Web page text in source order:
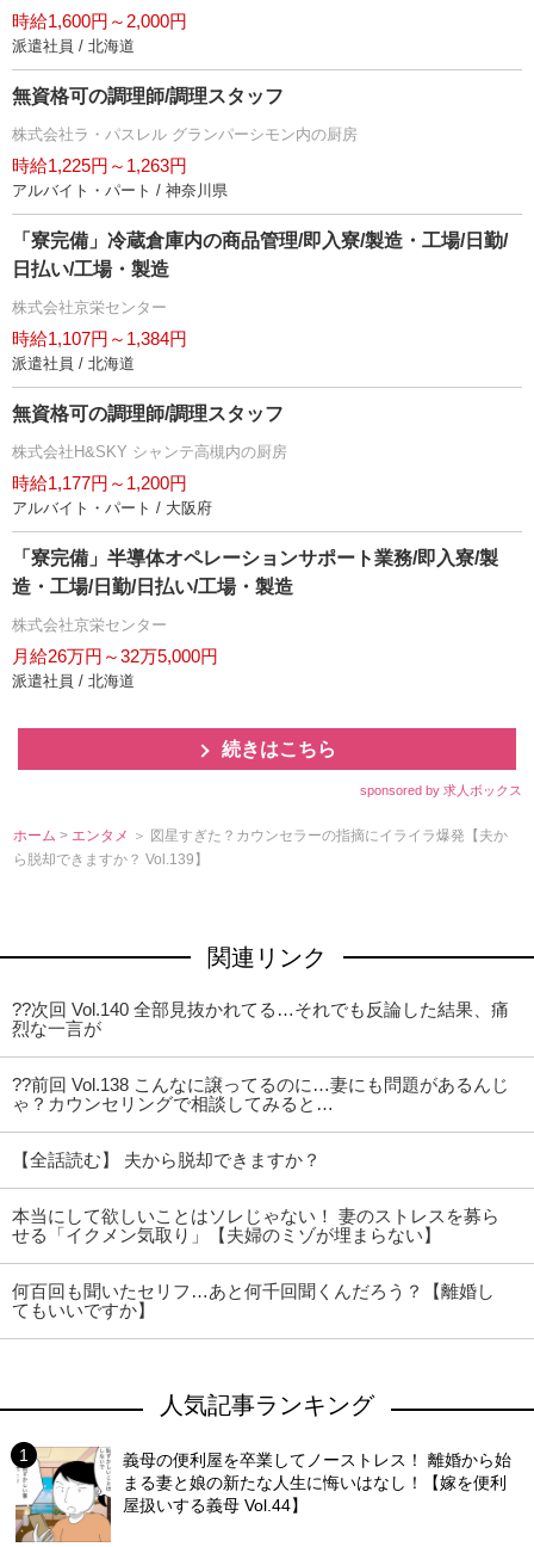
時給1,600円～2,000円
派遣社員 / 北海道
無資格可の調理師/調理スタッフ
株式会社ラ・パスレル グランパーシモン内の厨房
時給1,225円～1,263円
アルバイト・パート / 神奈川県
「寮完備」冷蔵倉庫内の商品管理/即入寮/製造・工場/日勤/
日払い/工場・製造
株式会社京栄センター
時給1,107円～1,384円
派遣社員 / 北海道
無資格可の調理師/調理スタッフ
株式会社H&SKY シャンテ高槻内の厨房
時給1,177円～1,200円
アルバイト・パート / 大阪府
「寮完備」半導体オペレーションサポート業務/即入寮/製
造・工場/日勤/日払い/工場・製造
株式会社京栄センター
月給26万円～32万5,000円
派遣社員 / 北海道
続きはこちら
sponsored by 求人ボックス
ホーム > エンタメ ＞ 図星すぎた？カウンセラーの指摘にイライラ爆発【夫か
ら脱却できますか？ Vol.139】
関連リンク
??次回 Vol.140 全部見抜かれてる…それでも反論した結果、痛
烈な一言が
??前回 Vol.138 こんなに譲ってるのに…妻にも問題があるんじ
ゃ？カウンセリングで相談してみると…
【全話読む】 夫から脱却できますか？
本当にして欲しいことはソレじゃない！ 妻のストレスを募ら
せる「イクメン気取り」【夫婦のミゾが埋まらない】
何百回も聞いたセリフ…あと何千回聞くんだろう？【離婚し
てもいいですか】
人気記事ランキング
義母の便利屋を卒業してノーストレス！ 離婚から始
まる妻と娘の新たな人生に悔いはなし！【嫁を便利
屋扱いする義母 Vol.44】